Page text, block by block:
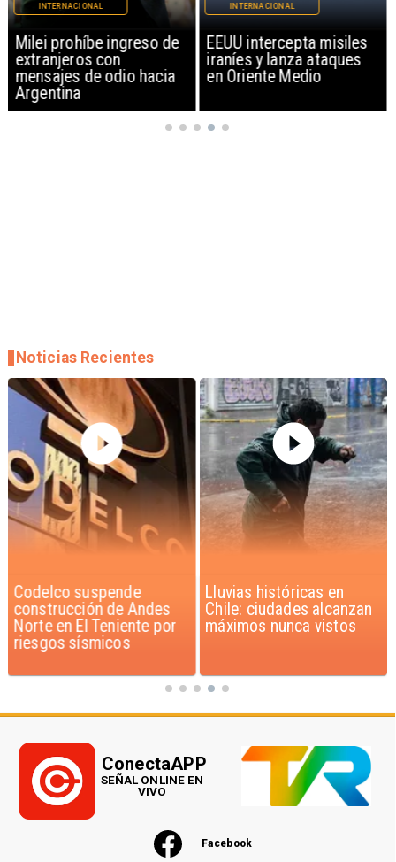
Milei prohíbe ingreso de
extranjeros con
mensajes de odio hacia
Argentina
INTERNACIONAL
EEUU intercepta misiles
iraníes y lanza ataques
en Oriente Medio
INTERNACIONAL
Codelco suspende
construcción de Andes
Norte en El Teniente por
riesgos sísmicos
Lluvias históricas en
Chile: ciudades alcanzan
máximos nunca vistos
Noticias Recientes
Facebook
ConectaAPP
SEÑAL ONLINE EN
VIVO